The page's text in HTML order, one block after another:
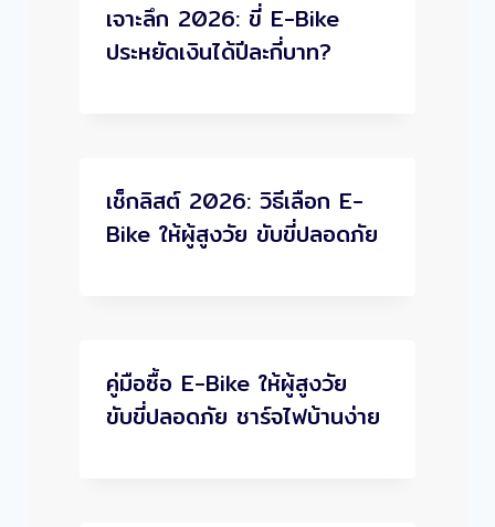
เจาะลึก 2026: ขี่ E-Bike
ประหยัดเงินได้ปีละกี่บาท?
เช็กลิสต์ 2026: วิธีเลือก E-
Bike ให้ผู้สูงวัย ขับขี่ปลอดภัย
คู่มือซื้อ E-Bike ให้ผู้สูงวัย
ขับขี่ปลอดภัย ชาร์จไฟบ้านง่าย